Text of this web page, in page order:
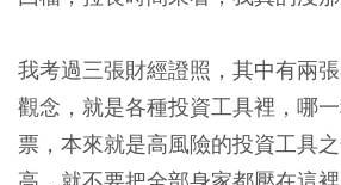
我考過三張財經證照，其中有兩
觀念，就是各種投資工具裡，哪
票，本來就是高風險的投資工具